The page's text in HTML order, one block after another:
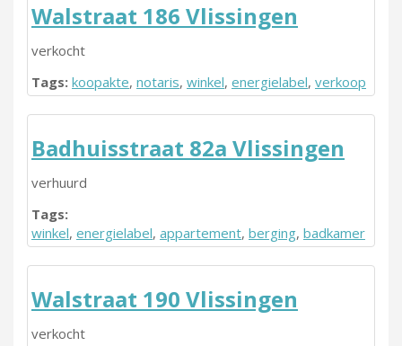
Walstraat 186 Vlissingen
verkocht
Tags: koopakte, notaris, winkel, energielabel, verkoop
Badhuisstraat 82a Vlissingen
verhuurd
Tags:
winkel, energielabel, appartement, berging, badkamer
Walstraat 190 Vlissingen
verkocht